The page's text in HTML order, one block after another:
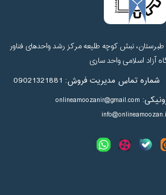
طبرستان، نبش کوچه طلیعه مرکز رشد واحدهای فناور
آزاد اسلامی واحد ساری
شماره تماس مدیریت فروش: 09021321881
onlineamoozanir@gmail.com